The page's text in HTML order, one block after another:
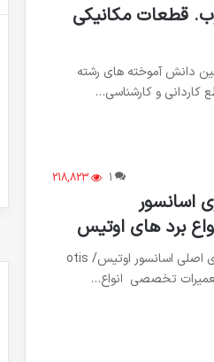
قطعات مکانیکی
دانش آموخته های رشته
کاردانی و کارشناسی…
1
218,823
اسانسور
تخصصی انواع…